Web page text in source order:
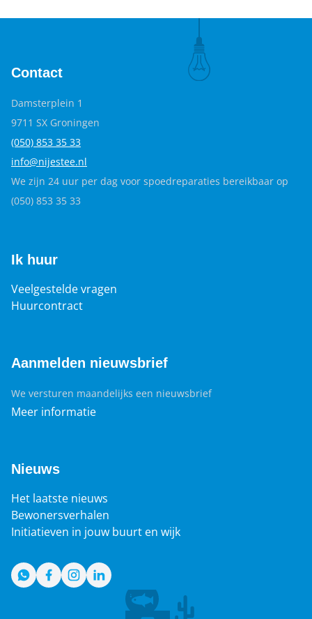
Contact
Damsterplein 1
9711 SX Groningen
(050) 853 35 33
info@nijestee.nl
We zijn 24 uur per dag voor spoedreparaties bereikbaar op
(050) 853 35 33
Ik huur
Veelgestelde vragen
Huurcontract
Aanmelden nieuwsbrief
We versturen maandelijks een nieuwsbrief
Meer informatie
Nieuws
Het laatste nieuws
Bewonersverhalen
Initiatieven in jouw buurt en wijk
WhatsApp
Facebook
Instagram
LinkedIn